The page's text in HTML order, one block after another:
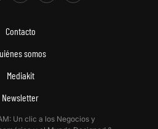
Contacto
somos
Mediakit
Newsletter
Un clic a los Negocios y